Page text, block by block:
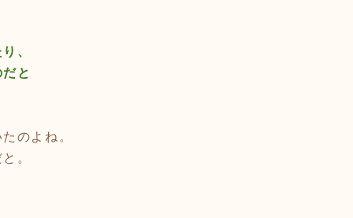
、
と
のよね。
。